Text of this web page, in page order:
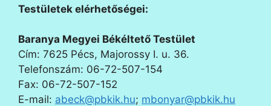
Testületek elérhetőségei:
Baranya Megyei Békéltető Testület
Cím: 7625 Pécs, Majorossy I. u. 36.
Telefonszám: 06-72-507-154
Fax: 06-72-507-152
E-mail: abeck@pbkik.hu; mbonyar@pbkik.hu